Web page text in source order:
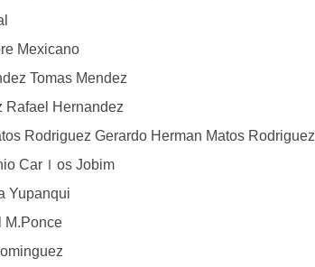
Mexicano
Tomas Mendez
Rafael Hernandez
Rodriguez Gerardo Herman Matos Rodriguez
Carｌos Jobim
Yupanqui
M.Ponce